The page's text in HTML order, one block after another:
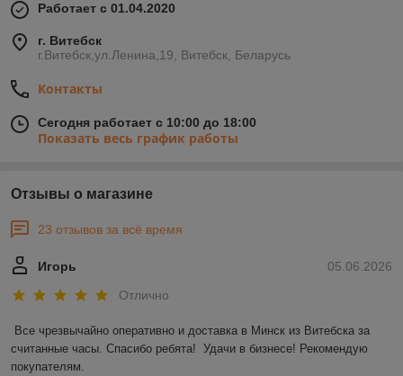
Работает с 01.04.2020
г. Витебск
г.Витебск,ул.Ленина,19, Витебск, Беларусь
Контакты
Сегодня работает с 10:00 до 18:00
Показать весь график работы
Отзывы о магазине
23 отзывов за всё время
05.06.2026
Игорь
Отлично
Все чрезвычайно оперативно и доставка в Минск из Витебска за
считанные часы. Спасибо ребята!  Удачи в бизнесе! Рекомендую
покупателям.